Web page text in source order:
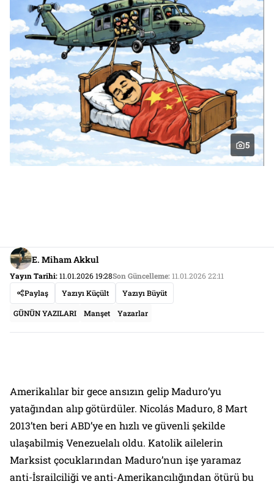
5
E. Miham Akkul
Yayın Tarihi:11.01.2026 19:28Son Güncelleme:11.01.2026 22:11
Paylaş
Yazıyı Küçült Yazıyı Büyüt
GÜNÜN YAZILARI Manşet Yazarlar
Amerikalılar bir gece ansızın gelip Maduro’yu
yatağından alıp götürdüler. Nicolás Maduro, 8 Mart
2013’ten beri ABD’ye en hızlı ve güvenli şekilde
ulaşabilmiş Venezuelalı oldu. Katolik ailelerin
Marksist çocuklarından Maduro’nun işe yaramaz
anti-İsrailciliği ve anti-Amerikancılığından ötürü bu